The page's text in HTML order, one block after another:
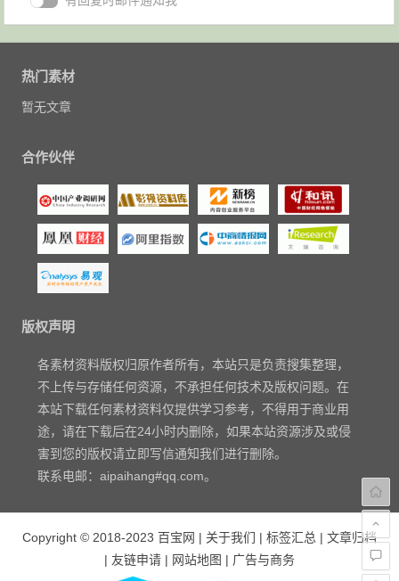
热门素材
暂无文章
合作伙伴
版权声明
各素材资料版权归原作者所有，本站只是负责搜集整理，
不上传与存储任何资源，不承担任何技术及版权问题。在
本站下载任何素材资料仅提供学习参考，不得用于商业用
途，请在下载后在24小时内删除，如果本站资源涉及或侵
害到您的版权请立即写信通知我们进行删除。
联系电邮：aipaihang#qq.com。
Copyright © 2018-2023 百宝网 | 关于我们 | 标签汇总 | 文章归档
| 友链申请 | 网站地图 | 广告与商务